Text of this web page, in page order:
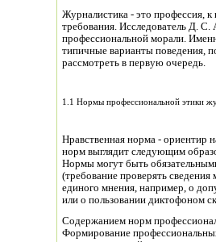
Журналистика - это профессия,
требования. Исследователь Д. С.
профессиональной морали.
типичные варианты поведения,
рассмотреть в первую очередь.
1.1 Нормы профессиональной этики
Нравственная норма - ориентир
норм выглядит следующим
Нормы могут быть
(требование проверять
единого мнения, например, о
или о пользовании диктофоном
Содержанием норм
Формирование